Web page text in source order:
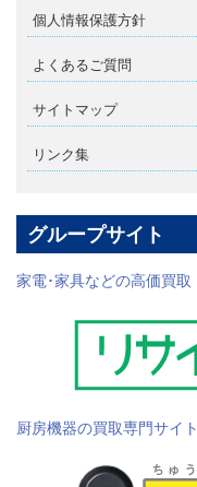
個人情報保護方針
よくあるご質問
サイトマップ
リンク集
グループサイト
家電･家具などの高価買取
厨房機器の買取専門サイト